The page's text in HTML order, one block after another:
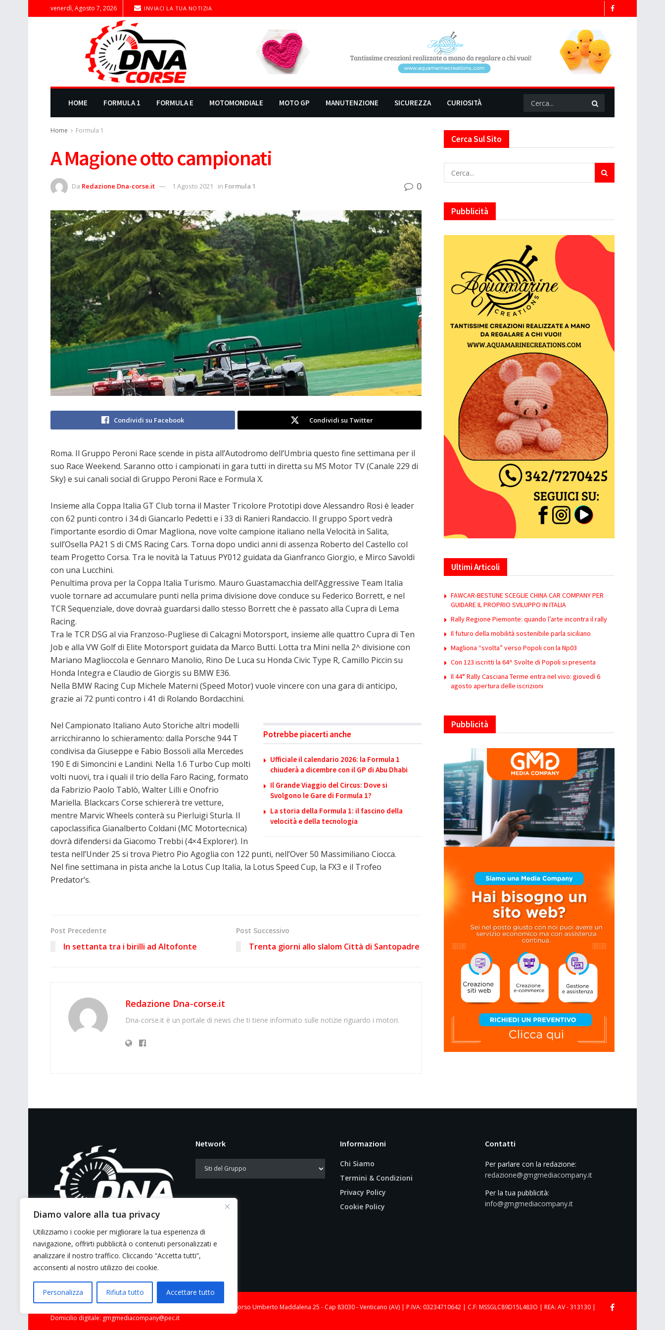
Diamo valore alla tua privacy
Utilizziamo i cookie per migliorare la tua esperienza di
navigazione, offrirti pubblicità o contenuti personalizzati e
analizzare il nostro traffico. Cliccando “Accetta tutti”,
acconsenti al nostro utilizzo dei cookie.
Personalizza Rifiuta tutto Accettare tutto
venerdì, Agosto 7, 2026 INVIACI LA TUA NOTIZIA
HOME FORMULA 1 FORMULA E MOTOMONDIALE MOTO GP MANUTENZIONE SICUREZZA CURIOSITÀ
Home Formula 1
A Magione otto campionati
Da Redazione Dna-corse.it 1 Agosto 2021 in Formula 1 0
Condividi su Facebook Condividi su Twitter
Roma. Il Gruppo Peroni Race scende in pista all’Autodromo dell’Umbria questo fine settimana per il
suo Race Weekend. Saranno otto i campionati in gara tutti in diretta su MS Motor TV (Canale 229 di
Sky) e sui canali social di Gruppo Peroni Race e Formula X.
Insieme alla Coppa Italia GT Club torna il Master Tricolore Prototipi dove Alessandro Rosi è leader
con 62 punti contro i 34 di Giancarlo Pedetti e i 33 di Ranieri Randaccio. Il gruppo Sport vedrà
l’importante esordio di Omar Magliona, nove volte campione italiano nella Velocità in Salita,
sull’Osella PA21 S di CMS Racing Cars. Torna dopo undici anni di assenza Roberto del Castello col
team Progetto Corsa. Tra le novità la Tatuus PY012 guidata da Gianfranco Giorgio, e Mirco Savoldi
con una Lucchini.
Penultima prova per la Coppa Italia Turismo. Mauro Guastamacchia dell’Aggressive Team Italia
vuole tornare ad accumulare punti nella prima divisione dove conduce su Federico Borrett, e nel
TCR Sequenziale, dove dovraà guardarsi dallo stesso Borrett che è passato alla Cupra di Lema
Racing.
Tra le TCR DSG al via Franzoso-Pugliese di Calcagni Motorsport, insieme alle quattro Cupra di Ten
Job e alla VW Golf di Elite Motorsport guidata da Marco Butti. Lotta tra Mini nella 2^ divisione con
Mariano Maglioccola e Gennaro Manolio, Rino De Luca su Honda Civic Type R, Camillo Piccin su
Honda Integra e Claudio de Giorgis su BMW E36.
Nella BMW Racing Cup Michele Materni (Speed Motor) vuole vincere con una gara di anticipo,
grazie ai 72 punti contro i 41 di Rolando Bordacchini.
Potrebbe piacerti anche
Ufficiale il calendario 2026: la Formula 1
chiuderà a dicembre con il GP di Abu Dhabi
Il Grande Viaggio del Circus: Dove si
Svolgono le Gare di Formula 1?
La storia della Formula 1: il fascino della
velocità e della tecnologia
Nel Campionato Italiano Auto Storiche altri modelli
arricchiranno lo schieramento: dalla Porsche 944 T
condivisa da Giuseppe e Fabio Bossoli alla Mercedes
190 E di Simoncini e Landini. Nella 1.6 Turbo Cup molti
volti nuovi, tra i quali il trio della Faro Racing, formato
da Fabrizio Paolo Tablò, Walter Lilli e Onofrio
Mariella. Blackcars Corse schiererà tre vetture,
mentre Marvic Wheels conterà su Pierluigi Sturla. Il
capoclassifica Gianalberto Coldani (MC Motortecnica)
dovrà difendersi da Giacomo Trebbi (4×4 Explorer). In
testa nell’Under 25 si trova Pietro Pio Agoglia con 122 punti, nell’Over 50 Massimiliano Ciocca.
Nel fine settimana in pista anche la Lotus Cup Italia, la Lotus Speed Cup, la FX3 e il Trofeo
Predator’s.
Post Precedente
In settanta tra i birilli ad Altofonte
Post Successivo
Trenta giorni allo slalom Città di Santopadre
Redazione Dna-corse.it
Dna-corse.it è un portale di news che ti tiene informato sulle notizie riguardo i motori.
Cerca Sul Sito
Pubblicità
Ultimi Articoli
FAWCAR-BESTUNE SCEGLIE CHINA CAR COMPANY PER
GUIDARE IL PROPRIO SVILUPPO IN ITALIA
Rally Regione Piemonte: quando l’arte incontra il rally
Il futuro della mobilità sostenibile parla siciliano
Magliona “svolta” verso Popoli con la Np03
Con 123 iscritti la 64^ Svolte di Popoli si presenta
Il 44° Rally Casciana Terme entra nel vivo: giovedì 6
agosto apertura delle iscrizioni
Pubblicità
E’ un portale di news ai sensi del D.L.
7/5/2001 n. 62
Network Informazioni
Chi Siamo
Termini & Condizioni
Privacy Policy
Cookie Policy
Contatti
Per parlare con la redazione:
redazione@gmgmediacompany.it
Per la tua pubblicità:
info@gmgmediacompany.it
© 2026 GMG Media Company Di Mossutti Gianluca | Sede legale: Corso Umberto Maddalena 25 - Cap 83030 - Venticano (AV) | P.IVA: 03234710642 | C.F: MSSGLC89D15L483O | REA: AV - 313130 |
Domicilio digitale: gmgmediacompany@pec.it